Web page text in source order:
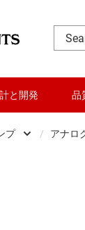
と開発 品
プ / アナロ